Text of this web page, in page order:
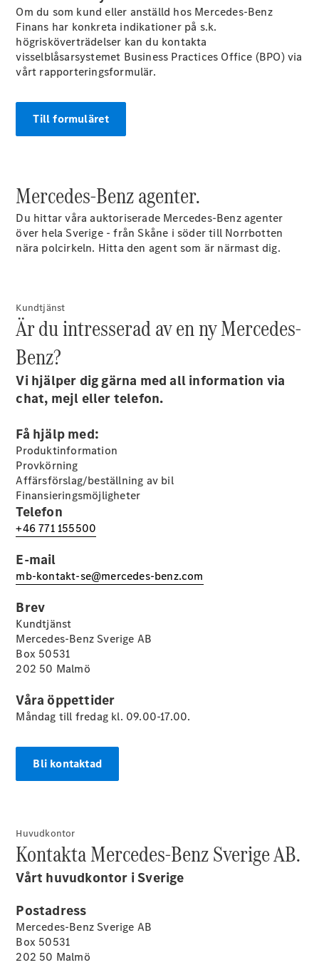
Halvkombi
Konfigurator
Mercedes-
Benz Online
Alla Coupé
CLE Coupé
Mercedes-
AMG GT
AMG GT 4-
Dörrars
Coupé
Mercedes-
AMG GT
4-Dörrars
Coupé
Konfigurator
Mercedes-
Benz Online
Store
Cabriolet / Roadster
Alla
Cabriolet /
Roadster
Cabriolet
Mercedes-
Roadster
Mercedes-
Konfigurator
Mercedes-
Benz Online
Grand Limousine
Om du som kund eller anställd hos Mercedes-Benz
Finans har konkreta indikationer på s.k.
högrisköverträdelser kan du kontakta
visselblåsarsystemet Business Practices Office (BPO) via
vårt rapporteringsformulär.
Till formuläret
Mercedes-Benz agenter.
Du hittar våra auktoriserade Mercedes-Benz agenter
över hela Sverige - från Skåne i söder till Norrbotten
nära polcirkeln. Hitta den agent som är närmast dig.
Kundtjänst
Är du intresserad av en ny Mercedes-
Benz?
Vi hjälper dig gärna med all information via
chat, mejl eller telefon.
Få hjälp med:
Produktinformation
Provkörning
Affärsförslag/beställning av bil
Finansieringsmöjligheter
Telefon
+46 771 155500
E-mail
mb-kontakt-se@mercedes-benz.com
Brev
Kundtjänst
Mercedes-Benz Sverige AB
Box 50531
202 50 Malmö
Våra öppettider
Måndag till fredag kl. 09.00-17.00.
Bli kontaktad
Huvudkontor
Kontakta Mercedes-Benz Sverige AB.
Vårt huvudkontor i Sverige
Postadress
Mercedes-Benz Sverige AB
Box 50531
202 50 Malmö